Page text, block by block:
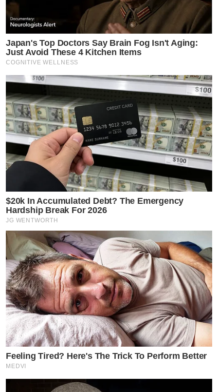
Japan's Top Doctors Say Bra​in Fo​g Isn't Aging:
Just Avoid These 4 Kitchen Items
COGNITIVE WELLNESS
$20k In Accumulated Debt? The Emergency
Hardship Break For 2026
JG WENTWORTH
Feeling Tired? Here's The Trick To Perform Better
MEDVI